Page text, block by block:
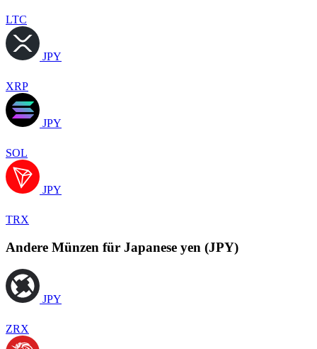
LTC
JPY
XRP
JPY
SOL
JPY
TRX
Andere Münzen für Japanese yen (JPY)
JPY
ZRX